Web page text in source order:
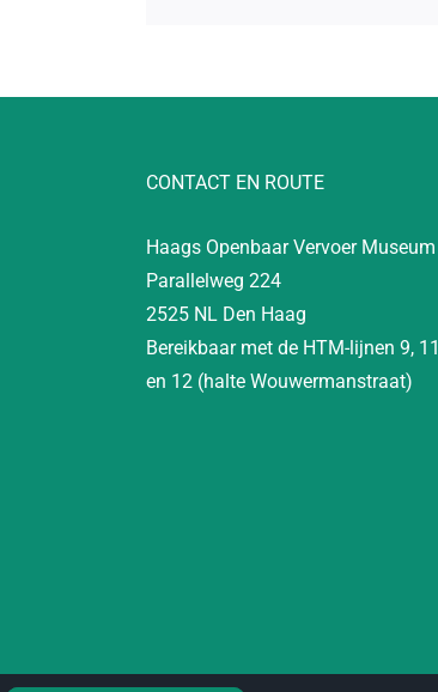
CONTACT EN ROUTE
Haags Openbaar Vervoer Museum
Parallelweg 224
2525 NL Den Haag
Bereikbaar met de HTM-lijnen 9, 11
en 12 (halte Wouwermanstraat)